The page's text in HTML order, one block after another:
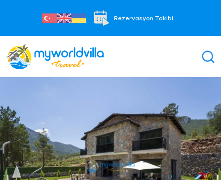
Rezervasyon Takibi